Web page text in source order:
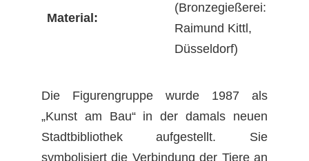
Material:
(Bronzegießerei:
Raimund Kittl,
Düsseldorf)
Die Figurengruppe wurde 1987 als
„Kunst am Bau“ in der damals neuen
Stadtbibliothek aufgestellt. Sie
symbolisiert die Verbindung der Tiere an